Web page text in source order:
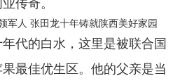
传奇。
代的白水，这里是被联合国
最佳优生区。他的父亲是当